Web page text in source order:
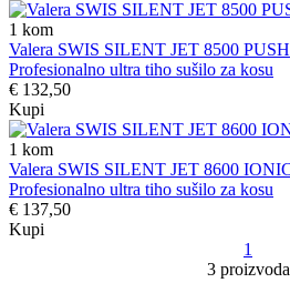
1 kom
Valera SWIS SILENT JET 8500 PUSH
Profesionalno ultra tiho sušilo za kosu
€ 132,50
Kupi
1 kom
Valera SWIS SILENT JET 8600
Profesionalno ultra tiho sušilo za kosu
€ 137,50
Kupi
1
3 proizvoda